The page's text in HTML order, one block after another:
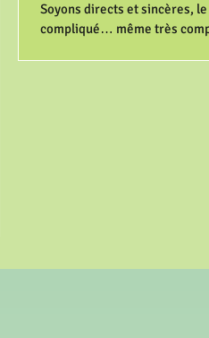
Soyons directs et sincères,
compliqué… même très